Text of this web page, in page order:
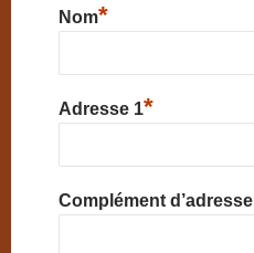
Nom*
Adresse 1*
Complément d’adresse